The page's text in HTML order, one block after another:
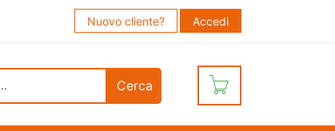
Nuovo cliente? Accedi